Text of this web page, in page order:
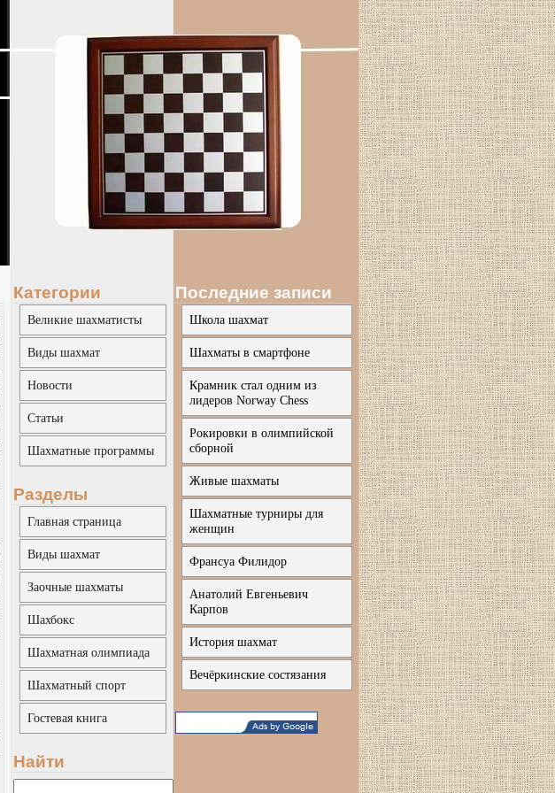
Категории
Великие шахматисты
Виды шахмат
Новости
Статьи
Шахматные программы
Разделы
Главная страница
Виды шахмат
Заочные шахматы
Шахбокс
Шахматная олимпиада
Шахматный спорт
Гостевая книга
Найти
Последние записи
Школа шахмат
Шахматы в смартфоне
Крамник стал одним из
лидеров Norway Chess
Рокировки в олимпийской
сборной
Живые шахматы
Шахматные турниры для
женщин
Франсуа Филидор
Анатолий Евгеньевич
Карпов
История шахмат
Вечёркинские состязания